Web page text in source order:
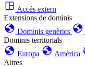
Accés extern
Extensions de dominis
Dominis genèrics
Dominis territorials
Europa
Amèrica
Altres